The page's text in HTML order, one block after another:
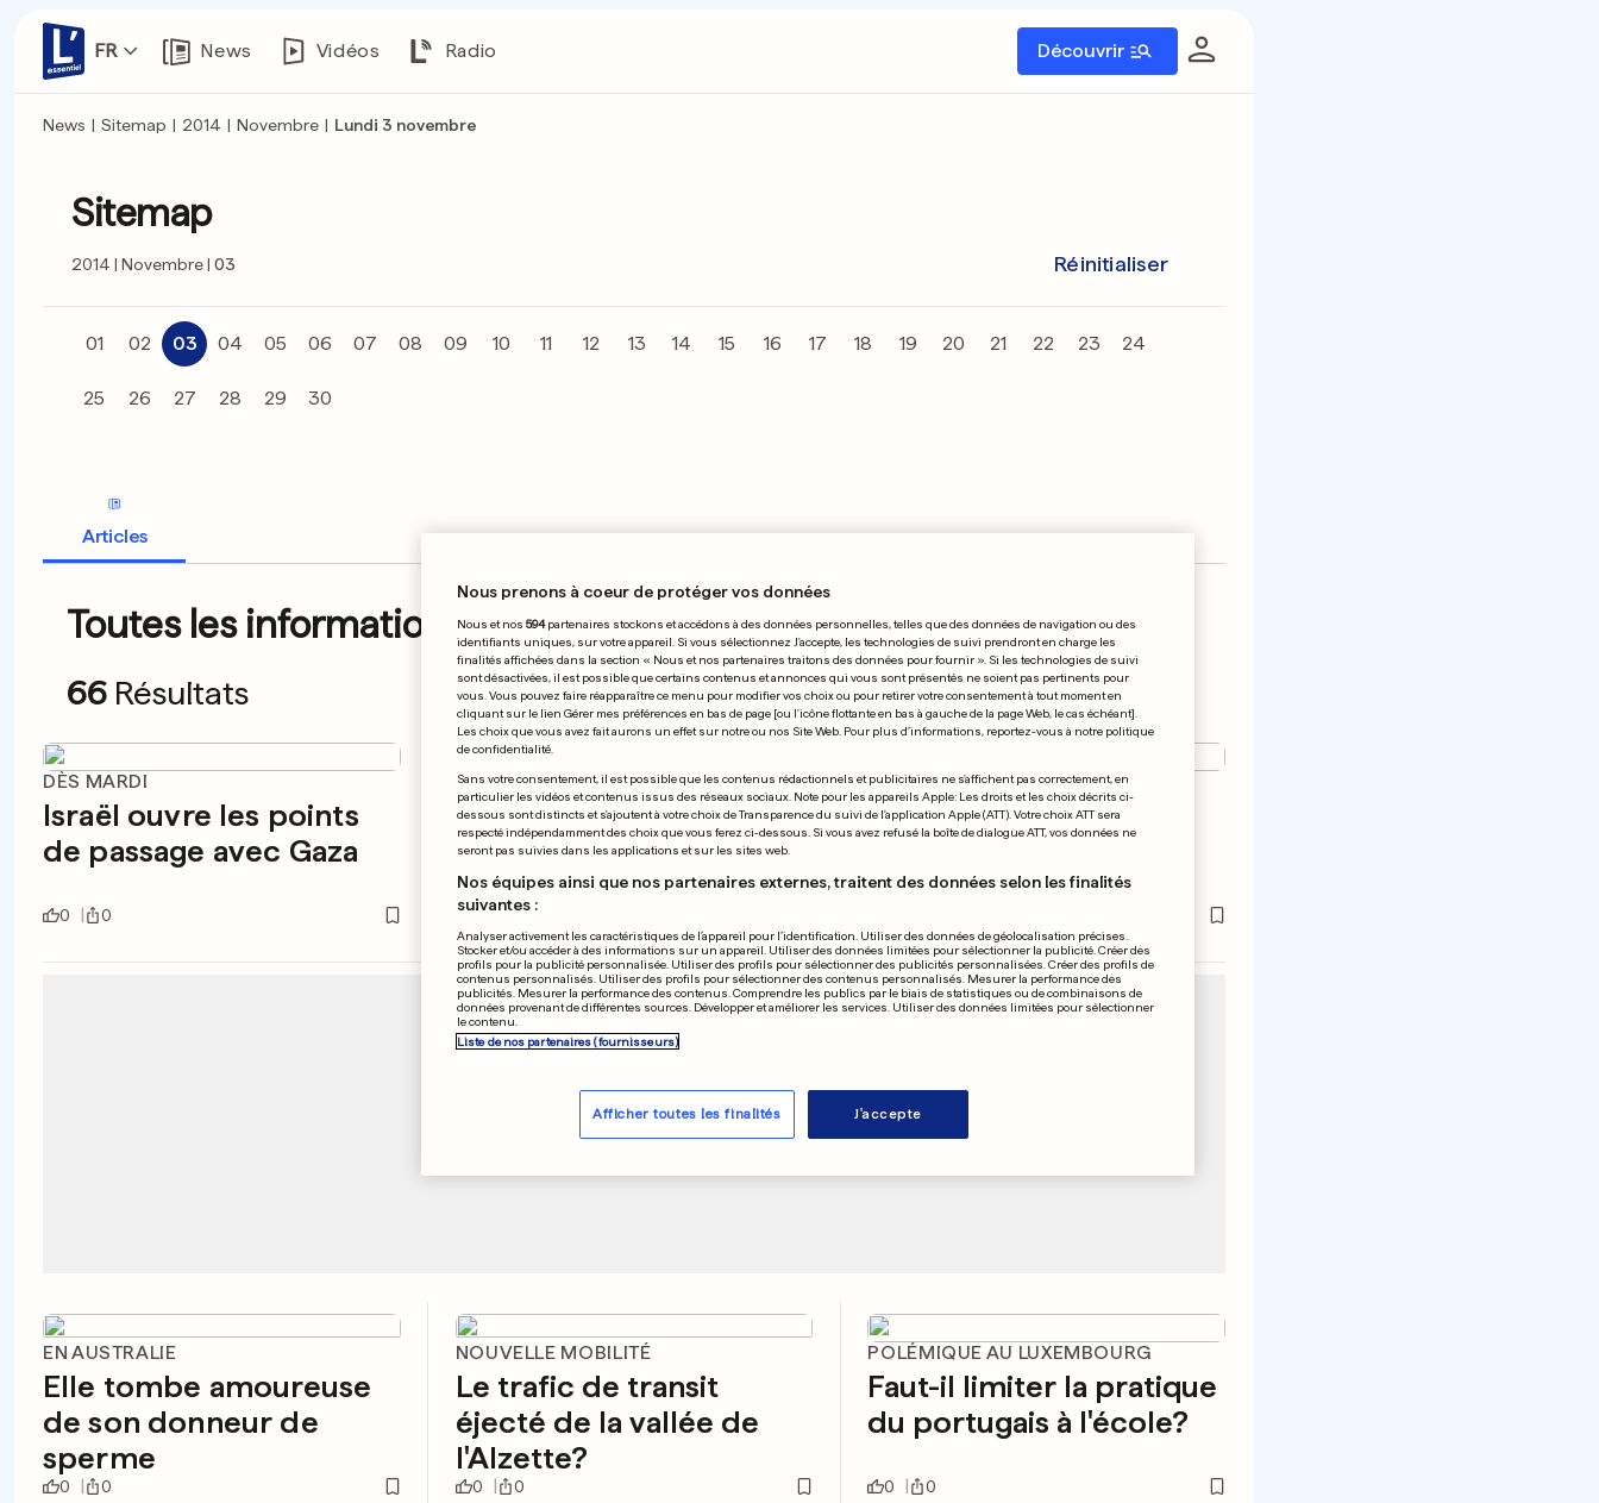
FR News Vidéos Radio Découvrir
News | Sitemap | 2014 | Novembre | Lundi 3 novembre
Sitemap
2014 Novembre 03 Réinitialiser
01 02 03 04 05 06 07 08 09 10 11 12 13 14 15 16 17 18 19 20 21 22 23 24
25 26 27 28 29 30
Articles
Toutes les informations du 03.11.2014
66 Résultats
DÈS MARDI
Israël ouvre les points
de passage avec Gaza
0 0
FORTES INTEMPÉRIES
Deux morts et des
milliers d'évacués en
Argentine
0 0
MUSIQUE EN LIGNE
Taylor Swift retire ses
chansons de Spotify
PUBLICITÉ
EN AUSTRALIE
Elle tombe amoureuse
de son donneur de
sperme
0 0
NOUVELLE MOBILITÉ
Le trafic de transit
éjecté de la vallée de
l'Alzette?
0 0
POLÉMIQUE AU LUXEMBOURG
Faut-il limiter la pratique
du portugais à l'école?
0 0
Nous prenons à coeur de protéger vos données
Nous et nos 594partenaires stockons et accédons à des données personnelles, telles que des données de navigation ou des
identifiants uniques, sur votre appareil. Si vous sélectionnez J'accepte, les technologies de suivi prendront en charge les
finalités affichées dans la section « Nous et nos partenaires traitons des données pour fournir ». Si les technologies de suivi
sont désactivées, il est possible que certains contenus et annonces qui vous sont présentés ne soient pas pertinents pour
vous. Vous pouvez faire réapparaître ce menu pour modifier vos choix ou pour retirer votre consentement à tout moment en
cliquant sur le lien Gérer mes préférences en bas de page [ou l'icône flottante en bas à gauche de la page Web, le cas échéant].
Les choix que vous avez fait aurons un effet sur notre ou nos Site Web. Pour plus d’informations, reportez-vous à notre politique
de confidentialité.
Sans votre consentement, il est possible que les contenus rédactionnels et publicitaires ne s'affichent pas correctement, en
particulier les vidéos et contenus issus des réseaux sociaux. Note pour les appareils Apple: Les droits et les choix décrits ci-
dessous sont distincts et s'ajoutent à votre choix de Transparence du suivi de l'application Apple (ATT). Votre choix ATT sera
respecté indépendamment des choix que vous ferez ci-dessous. Si vous avez refusé la boîte de dialogue ATT, vos données ne
seront pas suivies dans les applications et sur les sites web.
Nos équipes ainsi que nos partenaires externes, traitent des données selon les finalités
suivantes :
Analyser activement les caractéristiques de l’appareil pour l’identification. Utiliser des données de géolocalisation précises.
Stocker et/ou accéder à des informations sur un appareil. Utiliser des données limitées pour sélectionner la publicité. Créer des
profils pour la publicité personnalisée. Utiliser des profils pour sélectionner des publicités personnalisées. Créer des profils de
contenus personnalisés. Utiliser des profils pour sélectionner des contenus personnalisés. Mesurer la performance des
publicités. Mesurer la performance des contenus. Comprendre les publics par le biais de statistiques ou de combinaisons de
données provenant de différentes sources. Développer et améliorer les services. Utiliser des données limitées pour sélectionner
le contenu.
Liste de nos partenaires (fournisseurs)
Afficher toutes les finalités J'accepte